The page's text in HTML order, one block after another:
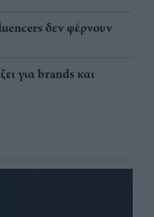
δεν φέρνουν
για brands και